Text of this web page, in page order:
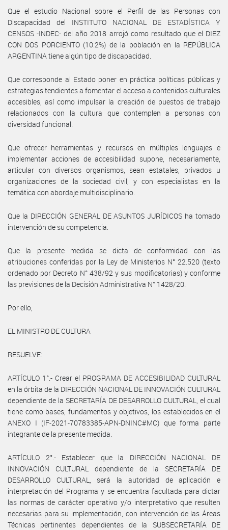
Que el estudio Nacional sobre el Perfil de las Personas con
Discapacidad del INSTITUTO NACIONAL DE ESTADÍSTICA Y
CENSOS -INDEC- del año 2018 arrojó como resultado que el DIEZ
CON DOS PORCIENTO (10.2%) de la población en la REPÚBLICA
ARGENTINA tiene algún tipo de discapacidad.
Que corresponde al Estado poner en práctica políticas públicas y
estrategias tendientes a fomentar el acceso a contenidos culturales
accesibles, así como impulsar la creación de puestos de trabajo
relacionados con la cultura que contemplen a personas con
diversidad funcional.
Que ofrecer herramientas y recursos en múltiples lenguajes e
implementar acciones de accesibilidad supone, necesariamente,
articular con diversos organismos, sean estatales, privados u
organizaciones de la sociedad civil, y con especialistas en la
temática con abordaje multidisciplinario.
Que la DIRECCIÓN GENERAL DE ASUNTOS JURÍDICOS ha tomado
intervención de su competencia.
Que la presente medida se dicta de conformidad con las
atribuciones conferidas por la Ley de Ministerios N° 22.520 (texto
ordenado por Decreto N° 438/92 y sus modificatorias) y conforme
las previsiones de la Decisión Administrativa N° 1428/20.
Por ello,
EL MINISTRO DE CULTURA
RESUELVE:
ARTÍCULO 1°.- Crear el PROGRAMA DE ACCESIBILIDAD CULTURAL
en la órbita de la DIRECCIÓN NACIONAL DE INNOVACIÓN CULTURAL
dependiente de la SECRETARÍA DE DESARROLLO CULTURAL, el cual
tiene como bases, fundamentos y objetivos, los establecidos en el
ANEXO I (IF-2021-70783385-APN-DNINC#MC) que forma parte
integrante de la presente medida.
ARTÍCULO 2°.- Establecer que la DIRECCIÓN NACIONAL DE
INNOVACIÓN CULTURAL dependiente de la SECRETARÍA DE
DESARROLLO CULTURAL, será la autoridad de aplicación e
interpretación del Programa y se encuentra facultada para dictar
las normas de carácter operativo y/o interpretativo que resulten
necesarias para su implementación, con intervención de las Áreas
Técnicas pertinentes dependientes de la SUBSECRETARÍA DE